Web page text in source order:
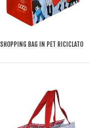
SHOPPING BAG IN PET RICICLATO